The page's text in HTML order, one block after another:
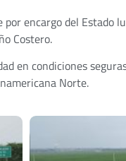
encargo del Estado
Costero.
en condiciones
Norte.